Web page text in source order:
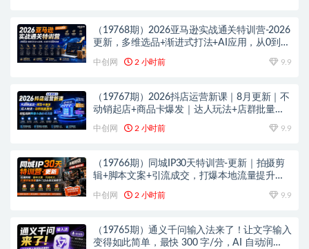
（19768期）2026亚马逊实战通关特训营-2026
更新，多维选品+渐进式打法+AI应用，从0到1
中创网 2 小时前 9.9
（19767期）2026抖店运营新课｜8月更新｜不
动销起店+商品卡爆发｜达人玩法+店群批量复
中创网 2 小时前 9.9
（19766期）同城IP30天特训营-更新｜拍摄剪
辑+脚本文案+引流成交，打爆本地流量提升门
中创网 2 小时前 9.9
（19765期）通义千问输入法来了！让文字输入
变得如此简单，最快 300 字/分，AI 自动润